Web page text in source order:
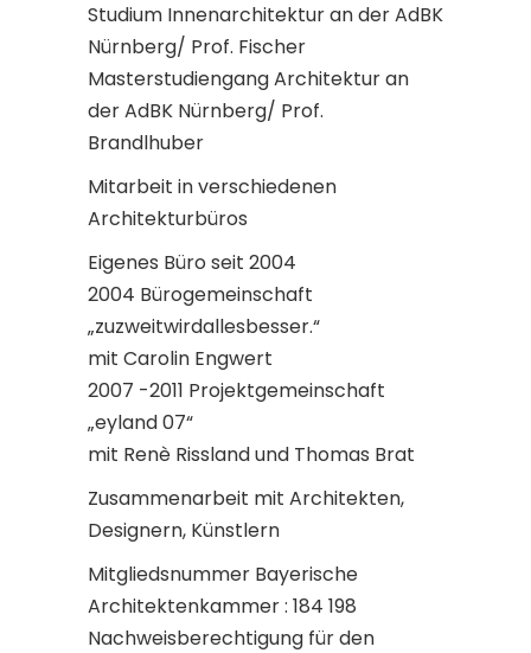
Studium Innenarchitektur an der AdBK
Nürnberg/ Prof. Fischer
Masterstudiengang Architektur an
der AdBK Nürnberg/ Prof.
Brandlhuber
Mitarbeit in verschiedenen
Architekturbüros
Eigenes Büro seit 2004
2004 Bürogemeinschaft
„zuzweitwirdallesbesser.“
mit Carolin Engwert
2007 -2011 Projektgemeinschaft
„eyland 07“
mit Renè Rissland und Thomas Brat
Zusammenarbeit mit Architekten,
Designern, Künstlern
Mitgliedsnummer Bayerische
Architektenkammer : 184 198
Nachweisberechtigung für den